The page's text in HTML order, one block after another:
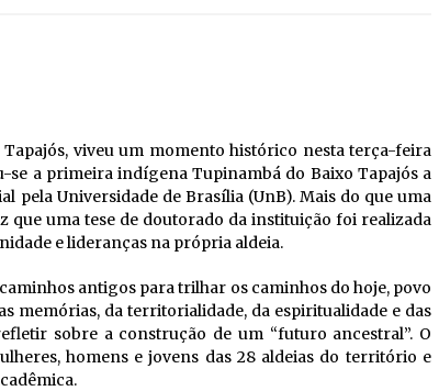
viveu um momento histórico nesta terça-feira
a primeira indígena Tupinambá do Baixo Tapajós a
Universidade de Brasília (UnB). Mais do que uma
que uma tese de doutorado da instituição foi realizada
e lideranças na própria aldeia.
antigos para trilhar os caminhos do hoje, povo
memórias, da territorialidade, da espiritualidade e das
sobre a construção de um “futuro ancestral”. O
homens e jovens das 28 aldeias do território e